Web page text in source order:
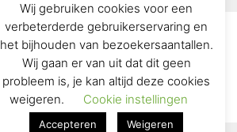
Wij gebruiken cookies voor een
verbeterderde gebruikerservaring en
het bijhouden van bezoekersaantallen.
Wij gaan er van uit dat dit geen
probleem is, je kan altijd deze cookies
weigeren.
Cookie instellingen
Accepteren Weigeren